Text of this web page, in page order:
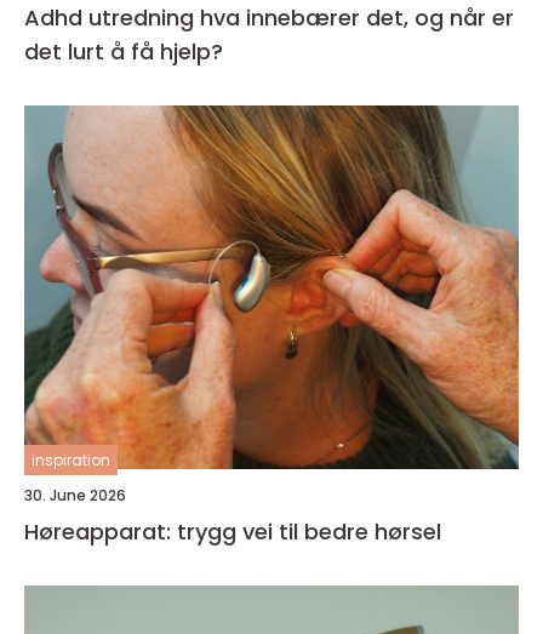
Adhd utredning hva innebærer det, og når er
det lurt å få hjelp?
inspiration
30. June 2026
Høreapparat: trygg vei til bedre hørsel